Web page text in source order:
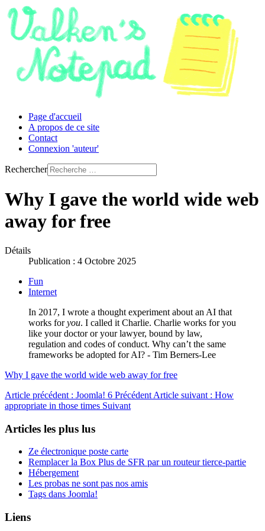
Page d'accueil
A propos de ce site
Contact
Connexion 'auteur'
Rechercher
Why I gave the world wide web
away for free
Détails
Publication : 4 Octobre 2025
Fun
Internet
In 2017, I wrote a thought experiment about an AI that
works foryou. I called it Charlie. Charlie works for you
like your doctor or your lawyer, bound by law,
regulation and codes of conduct. Why can’t the same
frameworks be adopted for AI? - Tim Berners-Lee
Why I gave the world wide web away for free
Article précédent : Joomla! 6 Précédent Article suivant : How
appropriate in those times Suivant
Articles les plus lus
Ze électronique poste carte
Remplacer la Box Plus de SFR par un routeur tierce-partie
Hébergement
Les probas ne sont pas nos amis
Tags dans Joomla!
Liens